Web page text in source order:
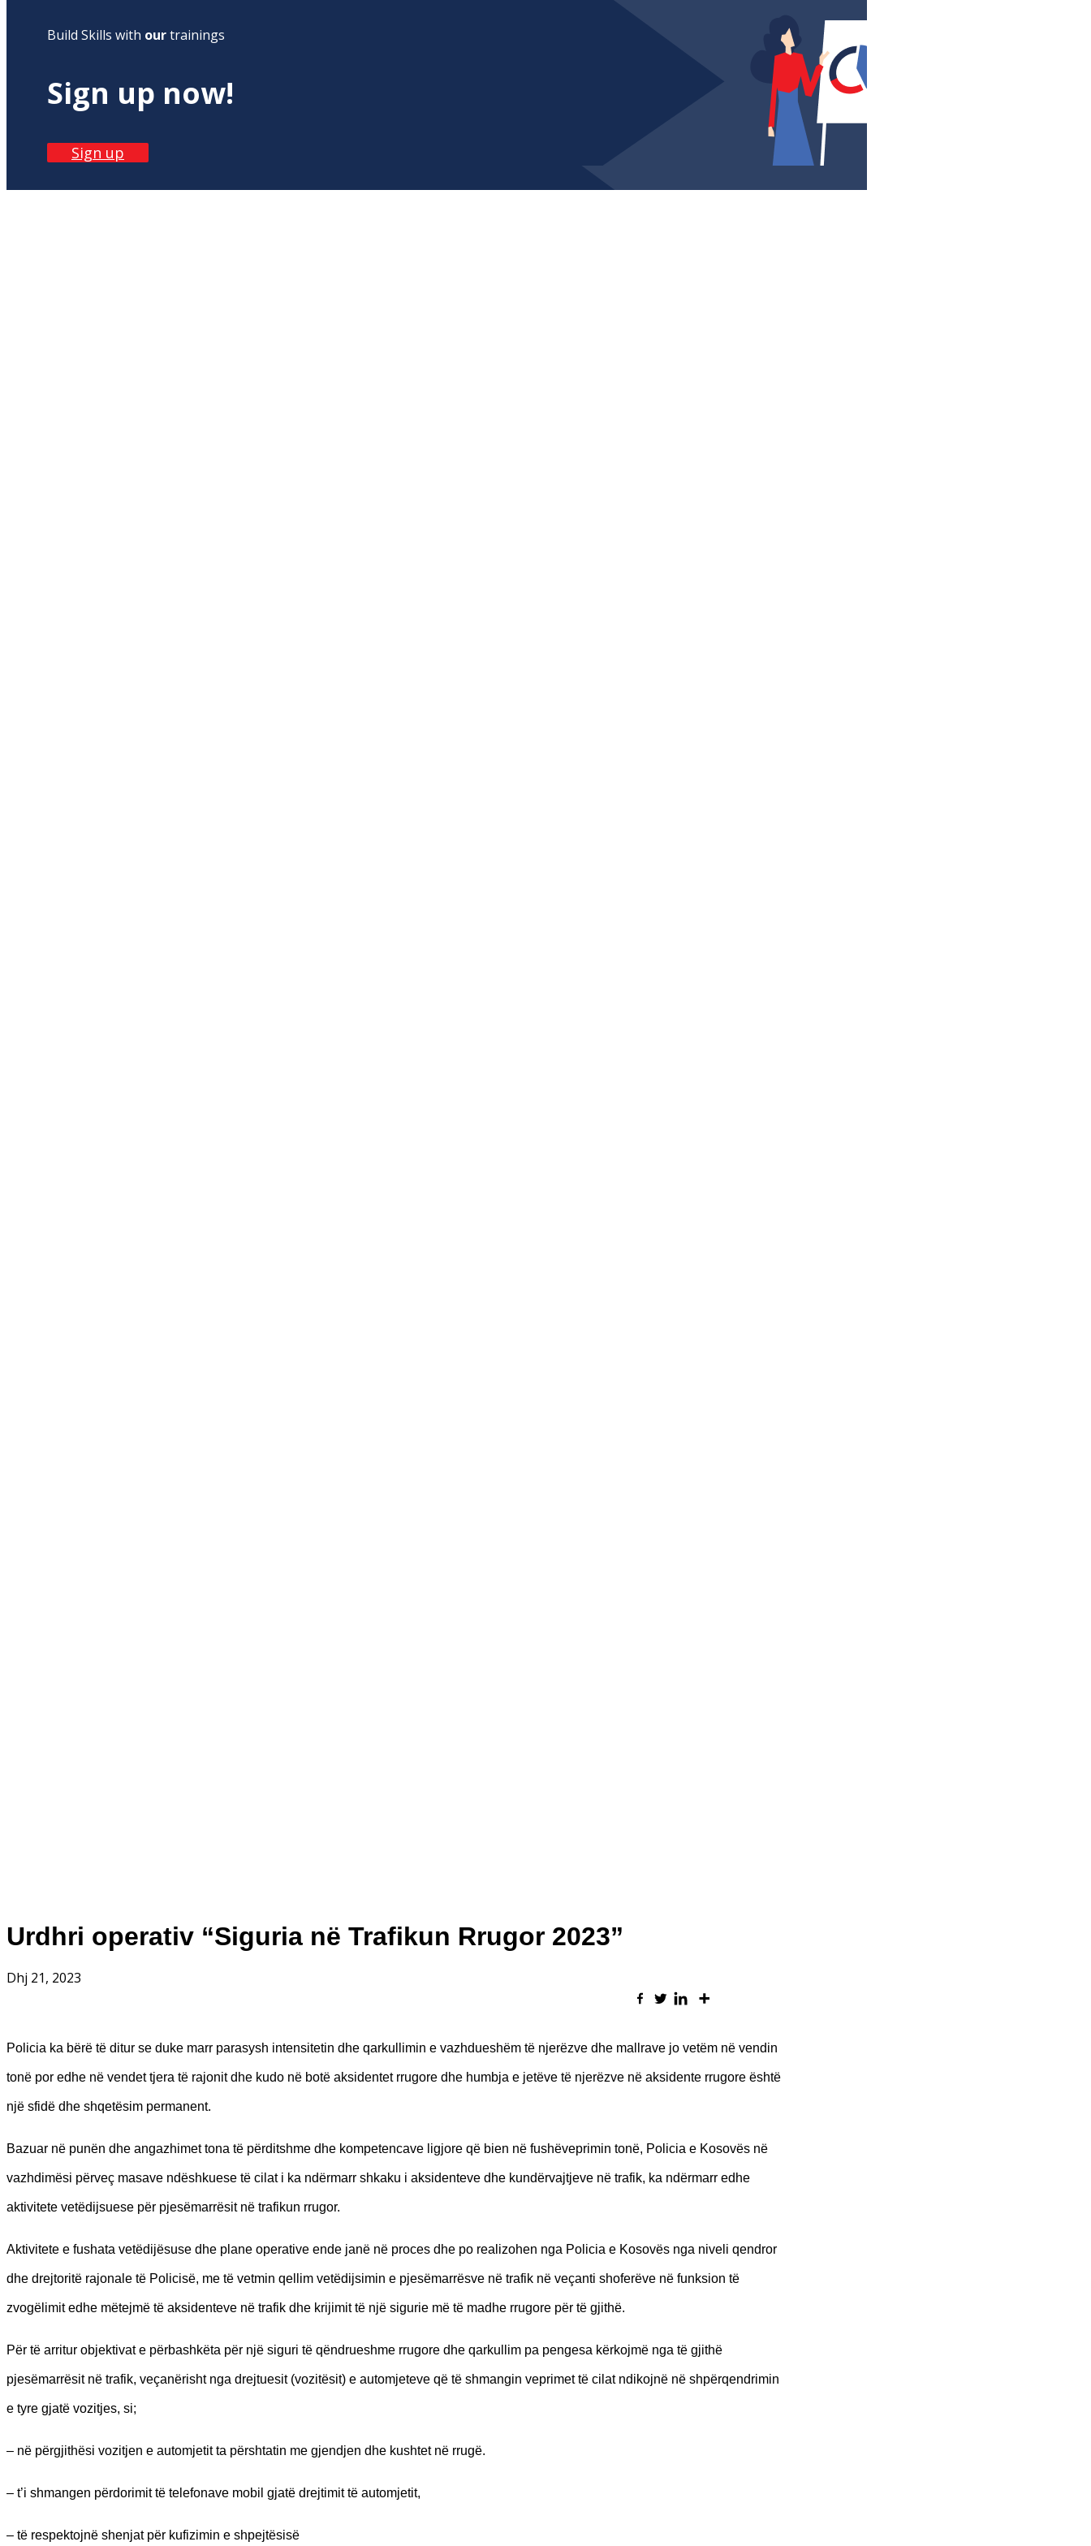
Build Skills with ourtrainings
Sign up now!
Sign up
Urdhri operativ “Siguria në Trafikun Rrugor 2023”
Dhj 21, 2023
Policia ka bërë të ditur se duke marr parasysh intensitetin dhe qarkullimin e vazhdueshëm të njerëzve dhe mallrave jo vetëm në vendin
tonë por edhe në vendet tjera të rajonit dhe kudo në botë aksidentet rrugore dhe humbja e jetëve të njerëzve në aksidente rrugore është
një sfidë dhe shqetësim permanent.
Bazuar në punën dhe angazhimet tona të përditshme dhe kompetencave ligjore që bien në fushëveprimin tonë, Policia e Kosovës në
vazhdimësi përveç masave ndëshkuese të cilat i ka ndërmarr shkaku i aksidenteve dhe kundërvajtjeve në trafik, ka ndërmarr edhe
aktivitete vetëdijsuese për pjesëmarrësit në trafikun rrugor.
Aktivitete e fushata vetëdijësuse dhe plane operative ende janë në proces dhe po realizohen nga Policia e Kosovës nga niveli qendror
dhe drejtoritë rajonale të Policisë, me të vetmin qellim vetëdijsimin e pjesëmarrësve në trafik në veçanti shoferëve në funksion të
zvogëlimit edhe mëtejmë të aksidenteve në trafik dhe krijimit të një sigurie më të madhe rrugore për të gjithë.
Për të arritur objektivat e përbashkëta për një siguri të qëndrueshme rrugore dhe qarkullim pa pengesa kërkojmë nga të gjithë
pjesëmarrësit në trafik, veçanërisht nga drejtuesit (vozitësit) e automjeteve që të shmangin veprimet të cilat ndikojnë në shpërqendrimin
e tyre gjatë vozitjes, si;
– në përgjithësi vozitjen e automjetit ta përshtatin me gjendjen dhe kushtet në rrugë.​
– t’i shmangen përdorimit të telefonave mobil gjatë drejtimit të automjetit,
– të respektojnë shenjat për kufizimin e shpejtësisë